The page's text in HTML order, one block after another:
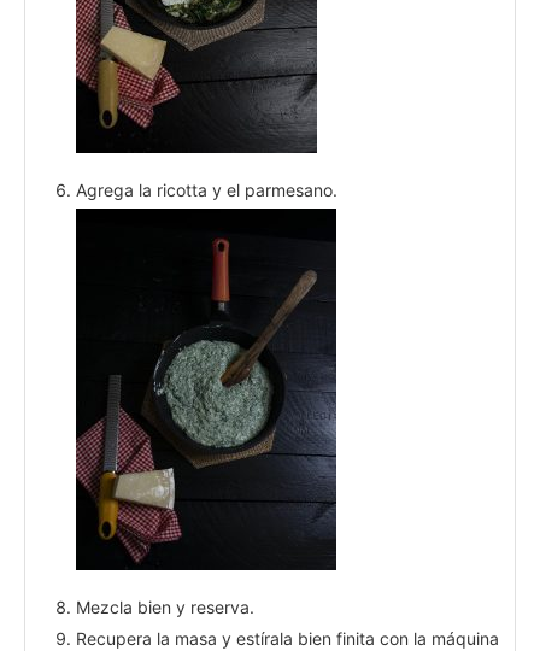
Agrega la ricotta y el parmesano.
Mezcla bien y reserva.
Recupera la masa y estírala bien finita con la máquina